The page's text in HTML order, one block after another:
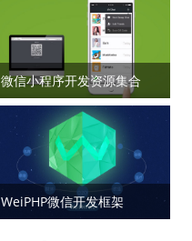
微信小程序开发资源集合
WeiPHP微信开发框架